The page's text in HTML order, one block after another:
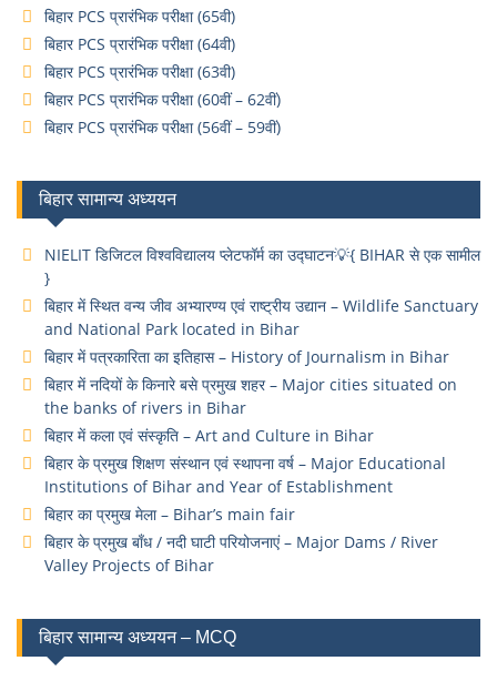
बिहार PCS प्रारंभिक परीक्षा (65वी)
बिहार PCS प्रारंभिक परीक्षा (64वी)
बिहार PCS प्रारंभिक परीक्षा (63वी)
बिहार PCS प्रारंभिक परीक्षा (60वीं – 62वीं)
बिहार PCS प्रारंभिक परीक्षा (56वीं – 59वीं)
बिहार सामान्य अध्ययन
NIELIT डिजिटल विश्वविद्यालय प्लेटफॉर्म का उद्घाटन💡{ BIHAR से एक सामील
}
बिहार में स्थित वन्य जीव अभ्यारण्य एवं राष्ट्रीय उद्यान – Wildlife Sanctuary
and National Park located in Bihar
बिहार में पत्रकारिता का इतिहास – History of Journalism in Bihar
बिहार में नदियों के किनारे बसे प्रमुख शहर – Major cities situated on
the banks of rivers in Bihar
बिहार में कला एवं संस्कृति – Art and Culture in Bihar
बिहार के प्रमुख शिक्षण संस्थान एवं स्थापना वर्ष – Major Educational
Institutions of Bihar and Year of Establishment
बिहार का प्रमुख मेला – Bihar’s main fair
बिहार के प्रमुख बाँध / नदी घाटी परियोजनाएं – Major Dams / River
Valley Projects of Bihar
बिहार सामान्य अध्ययन – MCQ